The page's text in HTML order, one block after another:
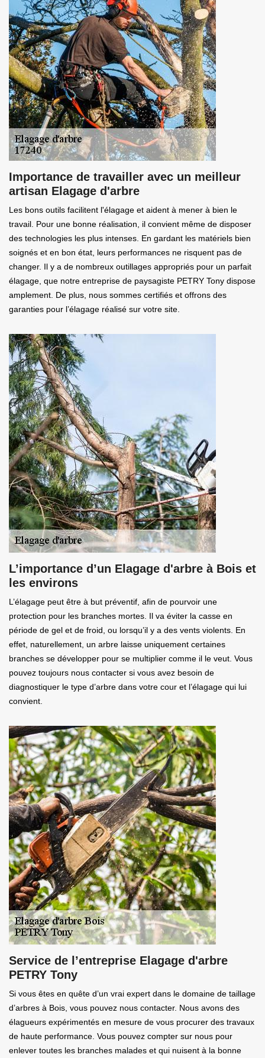
Importance de travailler avec un meilleur
artisan Elagage d'arbre
Les bons outils facilitent l'élagage et aident à mener à bien le
travail. Pour une bonne réalisation, il convient même de disposer
des technologies les plus intenses. En gardant les matériels bien
soignés et en bon état, leurs performances ne risquent pas de
changer. Il y a de nombreux outillages appropriés pour un parfait
élagage, que notre entreprise de paysagiste PETRY Tony dispose
amplement. De plus, nous sommes certifiés et offrons des
garanties pour l’élagage réalisé sur votre site.
L’importance d’un Elagage d'arbre à Bois et
les environs
L’élagage peut être à but préventif, afin de pourvoir une
protection pour les branches mortes. Il va éviter la casse en
période de gel et de froid, ou lorsqu’il y a des vents violents. En
effet, naturellement, un arbre laisse uniquement certaines
branches se développer pour se multiplier comme il le veut. Vous
pouvez toujours nous contacter si vous avez besoin de
diagnostiquer le type d’arbre dans votre cour et l’élagage qui lui
convient.
Service de l’entreprise Elagage d'arbre
PETRY Tony
Si vous êtes en quête d’un vrai expert dans le domaine de taillage
d’arbres à Bois, vous pouvez nous contacter. Nous avons des
élagueurs expérimentés en mesure de vous procurer des travaux
de haute performance. Vous pouvez compter sur nous pour
enlever toutes les branches malades et qui nuisent à la bonne